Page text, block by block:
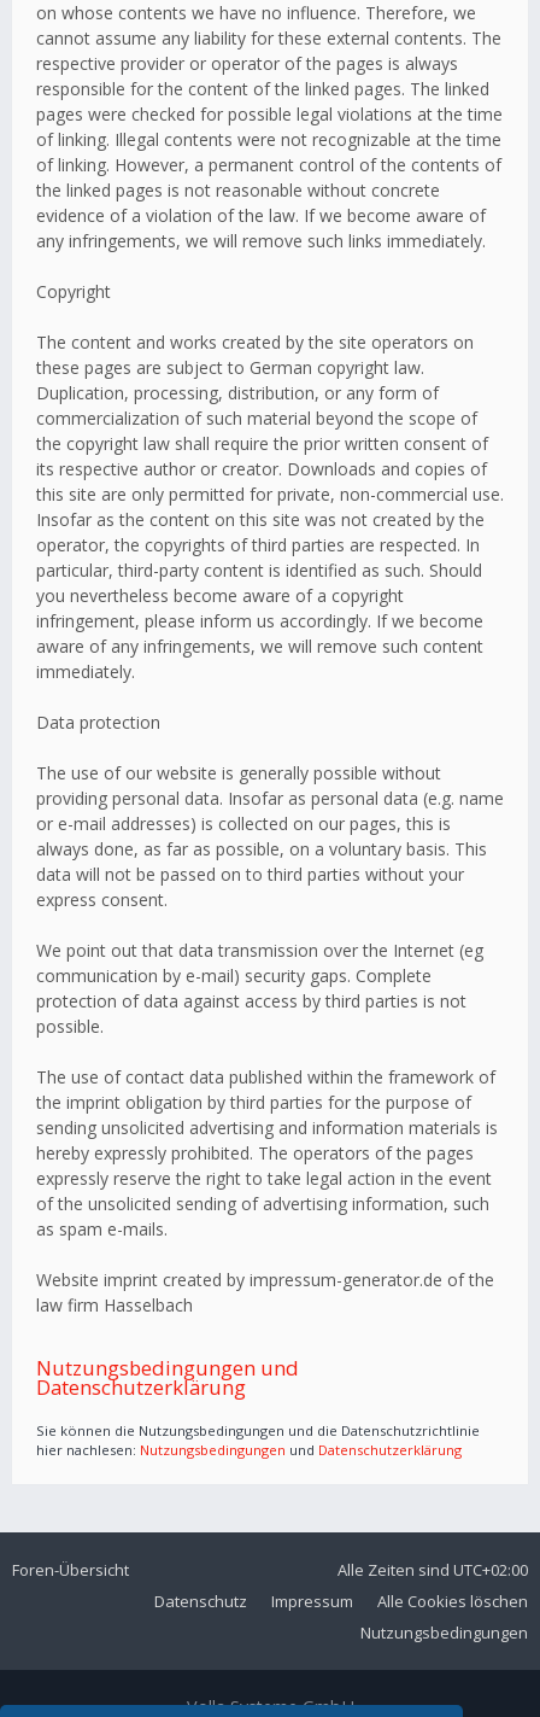
on whose contents we have no influence. Therefore, we
cannot assume any liability for these external contents. The
respective provider or operator of the pages is always
responsible for the content of the linked pages. The linked
pages were checked for possible legal violations at the time
of linking. Illegal contents were not recognizable at the time
of linking. However, a permanent control of the contents of
the linked pages is not reasonable without concrete
evidence of a violation of the law. If we become aware of
any infringements, we will remove such links immediately.
Copyright
The content and works created by the site operators on
these pages are subject to German copyright law.
Duplication, processing, distribution, or any form of
commercialization of such material beyond the scope of
the copyright law shall require the prior written consent of
its respective author or creator. Downloads and copies of
this site are only permitted for private, non-commercial use.
Insofar as the content on this site was not created by the
operator, the copyrights of third parties are respected. In
particular, third-party content is identified as such. Should
you nevertheless become aware of a copyright
infringement, please inform us accordingly. If we become
aware of any infringements, we will remove such content
immediately.
Data protection
The use of our website is generally possible without
providing personal data. Insofar as personal data (e.g. name
or e-mail addresses) is collected on our pages, this is
always done, as far as possible, on a voluntary basis. This
data will not be passed on to third parties without your
express consent.
We point out that data transmission over the Internet (eg
communication by e-mail) security gaps. Complete
protection of data against access by third parties is not
possible.
The use of contact data published within the framework of
the imprint obligation by third parties for the purpose of
sending unsolicited advertising and information materials is
hereby expressly prohibited. The operators of the pages
expressly reserve the right to take legal action in the event
of the unsolicited sending of advertising information, such
as spam e-mails.
Website imprint created by impressum-generator.de of the
law firm Hasselbach
Nutzungsbedingungen und
Datenschutzerklärung
Sie können die Nutzungsbedingungen und die Datenschutzrichtlinie
hier nachlesen: Nutzungsbedingungen und Datenschutzerklärung
Foren-Übersicht Alle Zeiten sind UTC+02:00
Alle Cookies löschen
Impressum
Datenschutz
Nutzungsbedingungen
Volla Systeme GmbH